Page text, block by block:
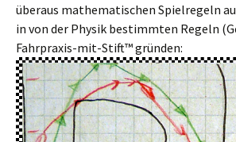
überaus mathematischen Spielregeln
in von der Physik bestimmten Regeln
Fahrpraxis-mit-Stift™ gründen: